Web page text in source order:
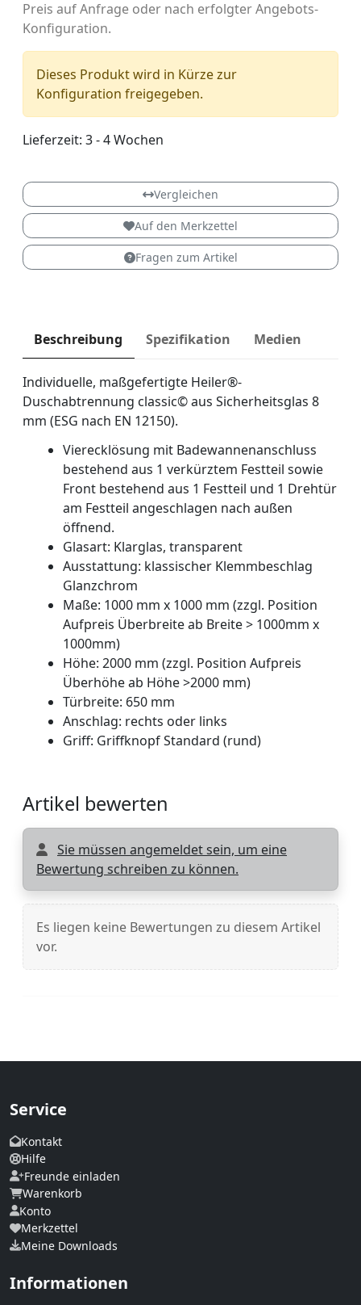
Preis auf Anfrage oder nach erfolgter Angebots-
Konfiguration.
Dieses Produkt wird in Kürze zur
Konfiguration freigegeben.
Lieferzeit: 3 - 4 Wochen
Classic Dreh
Vergleichen
Auf den Merkzettel
Fragen zum Artikel
Beschreibung Spezifikation Medien
Individuelle, maßgefertigte Heiler®-
Duschabtrennung classic© aus Sicherheitsglas 8
mm (ESG nach EN 12150).
Vierecklösung mit Badewannenanschluss
bestehend aus 1 verkürztem Festteil sowie
Front bestehend aus 1 Festteil und 1 Drehtür
am Festteil angeschlagen nach außen
öffnend.
Glasart: Klarglas, transparent
Ausstattung: klassischer Klemmbeschlag
Glanzchrom
Maße: 1000 mm x 1000 mm (zzgl. Position
Aufpreis Überbreite ab Breite > 1000mm x
1000mm)
Höhe: 2000 mm (zzgl. Position Aufpreis
Überhöhe ab Höhe >2000 mm)
Türbreite: 650 mm
Anschlag: rechts oder links
Griff: Griffknopf Standard (rund)
Artikel bewerten
Sie müssen angemeldet sein, um eine
Bewertung schreiben zu können.
Es liegen keine Bewertungen zu diesem Artikel
vor.
Service
Kontakt
Hilfe
Freunde einladen
Warenkorb
Konto
Merkzettel
Meine Downloads
Informationen